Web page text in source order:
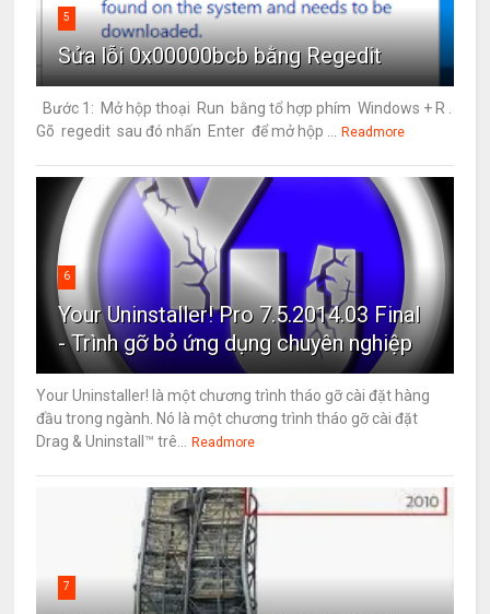
5
Sửa lỗi 0x00000bcb bằng Regedit
Bước 1: Mở hộp thoại Run bằng tổ hợp phím Windows + R .
Gõ regedit sau đó nhấn Enter để mở hộp ...
Readmore
6
Your Uninstaller! Pro 7.5.2014.03 Final
- Trình gỡ bỏ ứng dụng chuyên nghiệp
Your Uninstaller! là một chương trình tháo gỡ cài đặt hàng
đầu trong ngành. Nó là một chương trình tháo gỡ cài đặt
Drag & Uninstall™ trê...
Readmore
7